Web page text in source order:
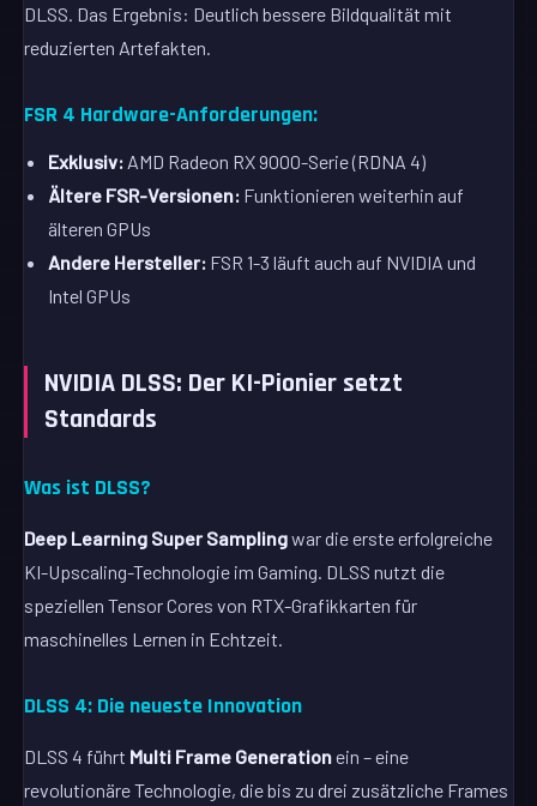
DLSS. Das Ergebnis: Deutlich bessere Bildqualität mit
reduzierten Artefakten.
FSR 4 Hardware-Anforderungen:
Exklusiv: AMD Radeon RX 9000-Serie (RDNA 4)
Ältere FSR-Versionen: Funktionieren weiterhin auf
älteren GPUs
Andere Hersteller: FSR 1-3 läuft auch auf NVIDIA und
Intel GPUs
NVIDIA DLSS: Der KI-Pionier setzt
Standards
Was ist DLSS?
Deep Learning Super Samplingwar die erste erfolgreiche
KI-Upscaling-Technologie im Gaming. DLSS nutzt die
speziellen Tensor Cores von RTX-Grafikkarten für
maschinelles Lernen in Echtzeit.
DLSS 4: Die neueste Innovation
DLSS 4 führt Multi Frame Generationein – eine
revolutionäre Technologie, die bis zu drei zusätzliche Frames